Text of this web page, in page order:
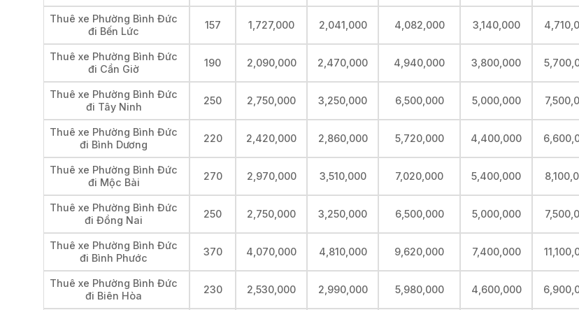
Thuê xe Phường Bình Đức
đi Bến Lức
157 1,727,000 2,041,000 4,082,000 3,140,000
Thuê xe Phường Bình Đức
đi Cần Giờ
190 2,090,000 2,470,000 4,940,000 3,800,000
Thuê xe Phường Bình Đức
đi Tây Ninh
250 2,750,000 3,250,000 6,500,000 5,000,000
Thuê xe Phường Bình Đức
đi Bình Dương
220 2,420,000 2,860,000 5,720,000 4,400,000
Thuê xe Phường Bình Đức
đi Mộc Bài
270 2,970,000 3,510,000 7,020,000 5,400,000
Thuê xe Phường Bình Đức
đi Đồng Nai
250 2,750,000 3,250,000 6,500,000 5,000,000
Thuê xe Phường Bình Đức
đi Bình Phước
370 4,070,000 4,810,000 9,620,000 7,400,000
Thuê xe Phường Bình Đức
đi Biên Hòa
230 2,530,000 2,990,000 5,980,000 4,600,000